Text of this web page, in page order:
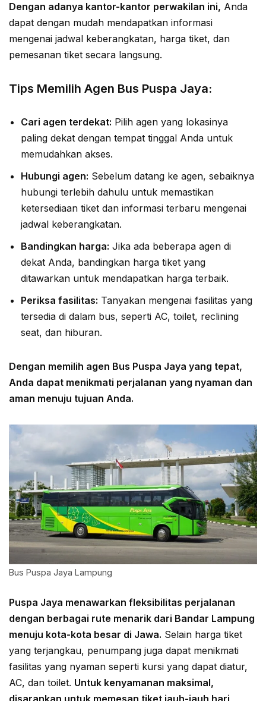
Dengan adanya kantor-kantor perwakilan ini, Anda
dapat dengan mudah mendapatkan informasi
mengenai jadwal keberangkatan, harga tiket, dan
pemesanan tiket secara langsung.
Tips Memilih Agen Bus Puspa Jaya:
Cari agen terdekat: Pilih agen yang lokasinya
paling dekat dengan tempat tinggal Anda untuk
memudahkan akses.
Hubungi agen: Sebelum datang ke agen, sebaiknya
hubungi terlebih dahulu untuk memastikan
ketersediaan tiket dan informasi terbaru mengenai
jadwal keberangkatan.
Bandingkan harga: Jika ada beberapa agen di
dekat Anda, bandingkan harga tiket yang
ditawarkan untuk mendapatkan harga terbaik.
Periksa fasilitas: Tanyakan mengenai fasilitas yang
tersedia di dalam bus, seperti AC, toilet, reclining
seat, dan hiburan.
Dengan memilih agen Bus Puspa Jaya yang tepat,
Anda dapat menikmati perjalanan yang nyaman dan
aman menuju tujuan Anda.
Bus Puspa Jaya Lampung
Puspa Jaya menawarkan fleksibilitas perjalanan
dengan berbagai rute menarik dari Bandar Lampung
menuju kota-kota besar di Jawa. Selain harga tiket
yang terjangkau, penumpang juga dapat menikmati
fasilitas yang nyaman seperti kursi yang dapat diatur,
AC, dan toilet. Untuk kenyamanan maksimal,